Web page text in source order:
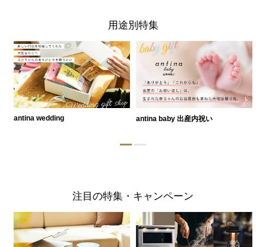
用途別特集
antina wedding antina baby 出産内祝い
注目の特集・キャンペーン